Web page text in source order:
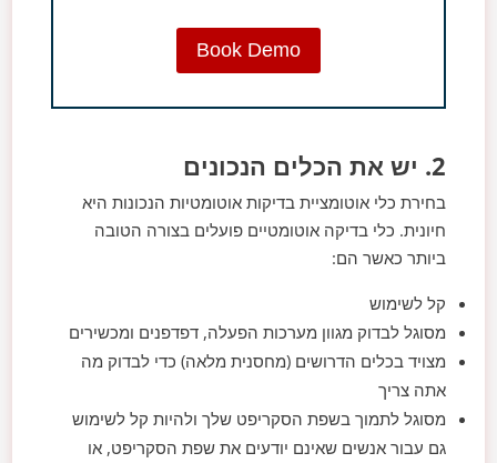
Book Demo
2. יש את הכלים הנכונים
בחירת כלי אוטומציית בדיקות אוטומטיות הנכונות היא
חיונית. כלי בדיקה אוטומטיים פועלים בצורה הטובה
ביותר כאשר הם:
קל לשימוש
מסוגל לבדוק מגוון מערכות הפעלה, דפדפנים ומכשירים
מצויד בכלים הדרושים (מחסנית מלאה) כדי לבדוק מה
אתה צריך
מסוגל לתמוך בשפת הסקריפט שלך ולהיות קל לשימוש
גם עבור אנשים שאינם יודעים את שפת הסקריפט, או